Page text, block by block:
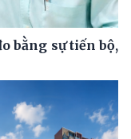
bằng sự tiến bộ,